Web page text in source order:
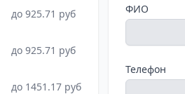
до 925.71 руб
до 925.71 руб
до 1451.17 руб
ФИО
Телефон